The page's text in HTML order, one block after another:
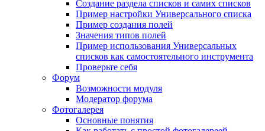
Создание раздела списков и самих списков
Пример настройки Универсального списка
Пример создания полей
Значения типов полей
Пример использования Универсальных
списков как самостоятельного инструмента
Проверьте себя
Форум
Возможности модуля
Модератор форума
Фотогалерея
Основные понятия